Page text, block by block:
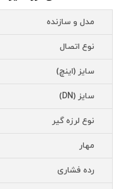
مدل و سازنده
نوع اتصال
سایز (اینچ)
سایز (DN)
نوع لرزه گیر
مهار
رده فشاری